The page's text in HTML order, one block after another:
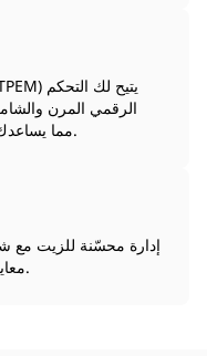
الرقمي المرن
مما يساعدك على تقليل تكاليف التركيب والتخطيط.
إدارة محسّنة للزيت مع
معايير جديدة فيما يتعلق بالمتانة والموثوقية.